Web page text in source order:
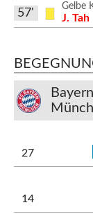
Gelbe
J. Tah
57'
Bayern
27
14